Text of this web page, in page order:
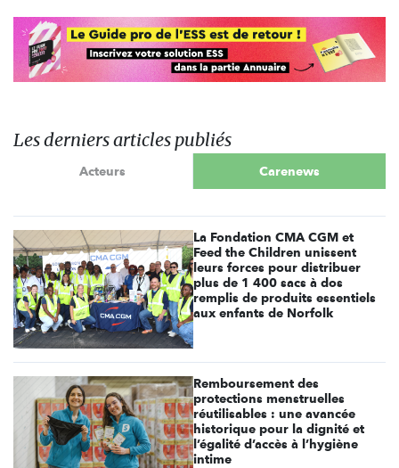
Les derniers articles publiés
Acteurs Carenews
La Fondation CMA CGM et
Feed the Children unissent
leurs forces pour distribuer
plus de 1 400 sacs à dos
remplis de produits essentiels
aux enfants de Norfolk
Remboursement des
protections menstruelles
réutilisables : une avancée
historique pour la dignité et
l’égalité d’accès à l’hygiène
intime